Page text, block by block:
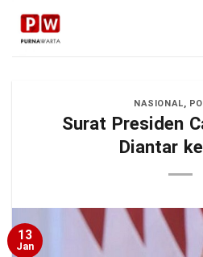
Skip
content
NASIONAL,
Surat Presiden
Diantar
13
Jan